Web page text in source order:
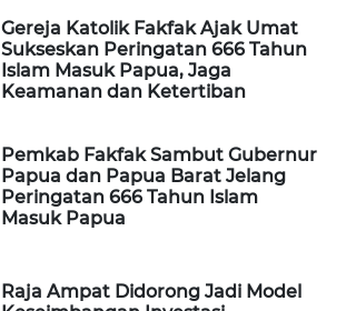
Gereja Katolik Fakfak Ajak Umat
Sukseskan Peringatan 666 Tahun
Islam Masuk Papua, Jaga
Keamanan dan Ketertiban
Pemkab Fakfak Sambut Gubernur
Papua dan Papua Barat Jelang
Peringatan 666 Tahun Islam
Masuk Papua
Raja Ampat Didorong Jadi Model